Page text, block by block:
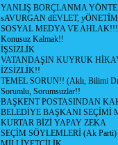
YANLIŞ BORÇLANMA
sAVURGAN dEVLET,
SOSYAL MEDYA VE AHLAK!!!
Konusuz Kalmak!!
İŞSİZLİK
VATANDAŞIN KUYRUK
İZSİZLİK!!
TEMEL SORUN!! (Aklı, Bilimi
Sorumlu, Sorumsuzlar!!
BAŞKENT POSTASINDAN
BELEDİYE BAŞKANI SEÇİMİ
KURTAR BİZİ YAPAY ZEKA
SEÇİM SÖYLEMLERİ (Ak Parti)